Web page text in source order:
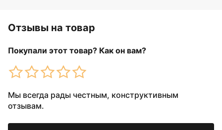
Отзывы на товар
Покупали этот товар? Как он вам?
Мы всегда рады честным, конструктивным
отзывам.